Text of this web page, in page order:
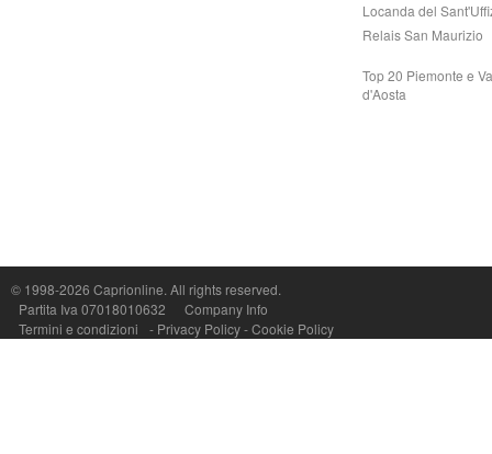
Locanda del
Relais San Maurizio
Top 20 Piemonte e
d'Aosta
© 1998-2026 Caprionline. All rights reserved.
Partita Iva 07018010632
Company Info
Termini e condizioni
- Privacy Policy-Cookie Policy
P.Iva, C.F. e n.Reg.Imprese Napoli: 07018010632 - Rea n.557643